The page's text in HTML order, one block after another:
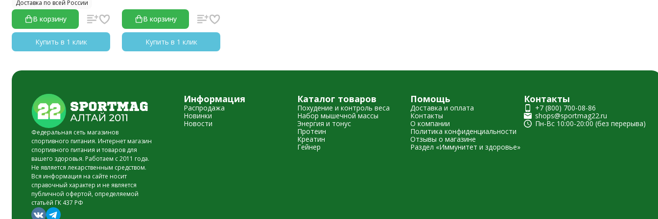
Доставка по всей России
В корзину
Купить в 1 клик
В корзину
Купить в 1 клик
Федеральная сеть магазинов
спортивного питания. Интернет магазин
спортивного питания и товаров для
вашего здоровья. Работаем с 2011 года.
Не является лекарственным средством.
Вся информация на сайте носит
справочный характер и не является
публичной офертой, определяемой
статьёй ГК 437 РФ
Информация
Распродажа
Новинки
Новости
Каталог товаров
Похудение и контроль веса
Набор мышечной массы
Энергия и тонус
Протеин
Креатин
Гейнер
Помощь
Доставка и оплата
Контакты
О компании
Политика конфиденциальности
Отзывы о магазине
Раздел «Иммунитет и здоровье»
Контакты
+7 (800) 700-08-86
shops@sportmag22.ru
Пн-Вс 10:00-20:00 (без перерыва)